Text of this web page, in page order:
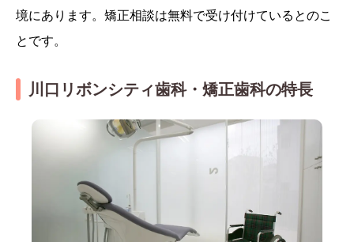
境にあります。矯正相談は無料で受け付けているとのこ
とです。
川口リボンシティ歯科・矯正歯科の特長